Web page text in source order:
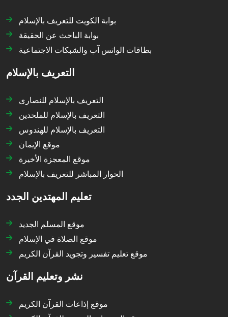
بوابة الكويت للتعريف بالإسلام
بوابة الباحث عن الحقيقة
بطاقات الواتس آب والشبكات الاجتماعية
التعريف بالإسلام
التعريف بالإسلام للنصارى
التعريف بالإسلام للملحدين
التعريف بالإسلام للهندوس
موقع الإيمان
موقع المعجزة الأخيرة
الحوار المباشر للتعريف بالإسلام
تعليم المهتدين الجدد
موقع المسلم الجديد
موقع الصلاة في الإسلام
موقع تعليم تفسير وتجويد القرآن الكريم
نشر وتعليم القرآن
موقع إذاعات القرآن الكريم